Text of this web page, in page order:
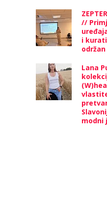
//
i
Lana
modni